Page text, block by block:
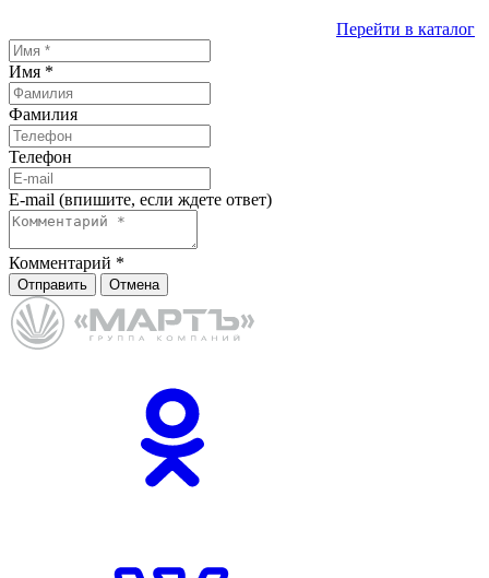
Перейти в каталог
Имя *
Фамилия
Телефон
E-mail (впишите, если ждете ответ)
Комментарий *
Отправить Отмена